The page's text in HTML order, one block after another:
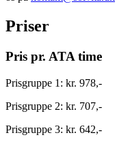
Priser
Pris pr. ATA time
Prisgruppe 1: kr. 978,-
Prisgruppe 2: kr. 707,-
Prisgruppe 3: kr. 642,-